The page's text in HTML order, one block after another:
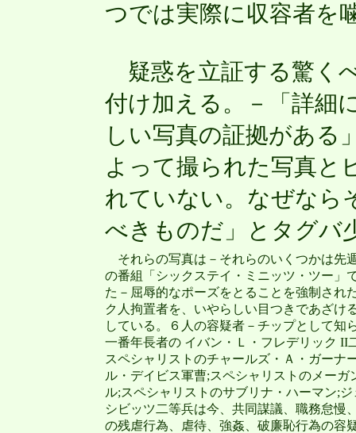
つでは実際に収容者を
疑惑を立証する驚く
付け加える。－「詳細
しい写真の証拠がある
よって撮られた写真と
れていない。なぜなら
べきものだ」とタグバ
それらの写真は－それらのいくつかは先
の番組「シックステイ・ミニッツ・ツー」
た－屈辱的なポーズをとることを強制され
ク人拘置者を、いやらしい目つきであざけ
している。６人の容疑者－チップとして知
一番年長者の イバン・Ｌ・フレデリック II
スペシャリストのチャールズ・Ａ・ガーナ
ル・デイビス軍曹;スペシャリストのメーガ
ル;スペシャリストのサブリナ・ハーマン;
シビッツ二等兵は今、共同謀議、職務怠慢
の残虐行為、虐待、強姦、破廉恥行為の容